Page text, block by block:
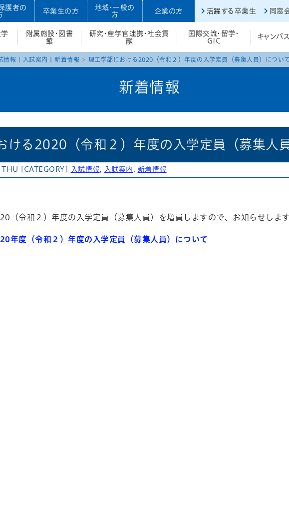
護者の
卒業生の方
地域・一般の
方
企業の方 活躍する卒業生 同窓
学
附属施設・図書
館
研究・産学官連携・社会貢
献
国際交流・留学・
GIC
キャンパ
情報 入試案内 新着情報 理工学部における2020（令和２）年度の入学定員（募集人員）について
新着情報
ける2020（令和２）年度の入学定員（募集人
[CATEGORY] 入試情報 , 入試案内 , 新着情報
（令和２）年度の入学定員（募集人員）を増員しますので、お知らせします
年度（令和２）年度の入学定員（募集人員）について